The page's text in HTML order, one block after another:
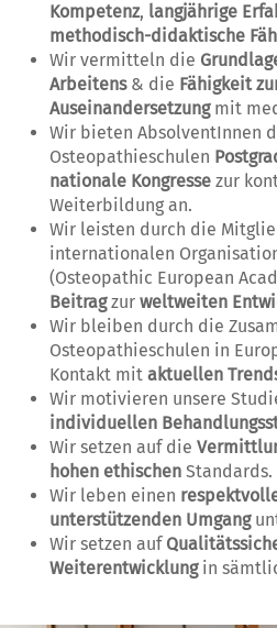
Kompetenz, langjährige
methodisch-didaktische
Wir vermitteln die
Arbeitens& die Fähigkeit
Auseinandersetzungmit
Wir bieten AbsolventInnen
Osteopathieschulen
nationale Kongresse zur
Weiterbildung an.
Wir leisten durch die
internationalen
(Osteopathic European
Beitragzur weltweiten
Wir bleiben durch die
Osteopathieschulen in
Kontakt mit aktuellen
Wir motivieren unsere
individuellen
Wir setzen auf die
hohen ethischen Standards.
Wir leben einen
unterstützenden Umgang
Wir setzen auf
Weiterentwicklungin